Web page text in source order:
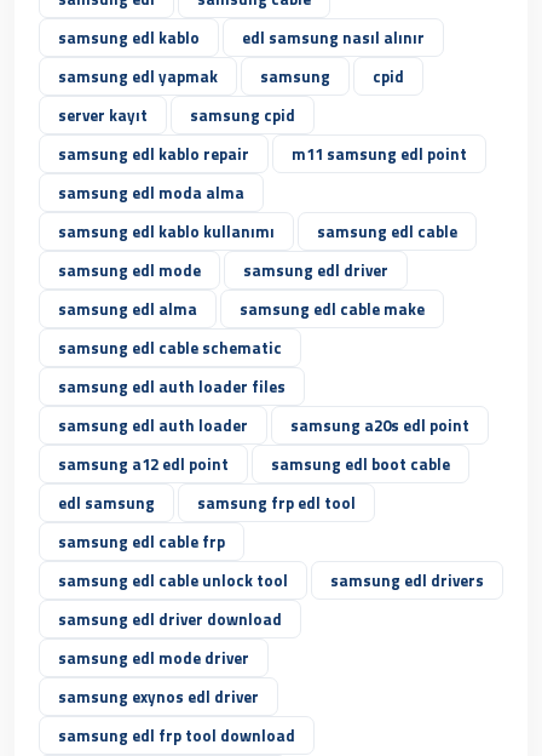
samsung edl kablo
edl samsung nasıl alınır
samsung edl yapmak
samsung
cpid
server kayıt
samsung cpid
samsung edl kablo repair
m11 samsung edl point
samsung edl moda alma
samsung edl kablo kullanımı
samsung edl cable
samsung edl mode
samsung edl driver
samsung edl alma
samsung edl cable make
samsung edl cable schematic
samsung edl auth loader files
samsung edl auth loader
samsung a20s edl point
samsung a12 edl point
samsung edl boot cable
edl samsung
samsung frp edl tool
samsung edl cable frp
samsung edl cable unlock tool
samsung edl drivers
samsung edl driver download
samsung edl mode driver
samsung exynos edl driver
samsung edl frp tool download